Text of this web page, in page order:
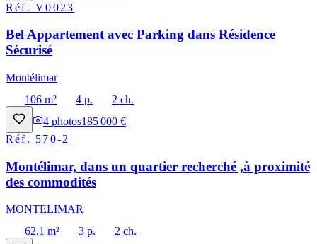
Réf.V0023
Bel Appartement avec Parking dans Résidence
Sécurisé
Montélimar
106 m²
4 p.
2 ch.
4 photos185 000 €
Réf. 570-2
Montélimar, dans un quartier recherché ,à proximité
des commodités
MONTELIMAR
62.1 m²
3 p.
2 ch.